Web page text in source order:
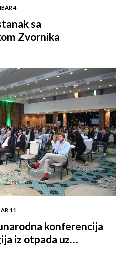
4
sa
Zvornika
11
konferencija
iz otpada uz